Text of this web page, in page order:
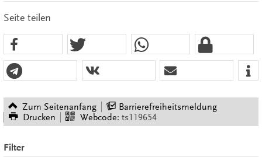
Seite teilen
Zum Seitenanfang
Barrierefreiheitsmeldung
Drucken
Webcode: ts119654
Filter